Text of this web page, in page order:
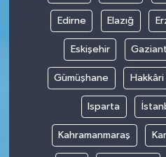
Edirne Elazığ
Eskişehir
Gümüşhane Hakkâri
Isparta
Kahramanmaraş